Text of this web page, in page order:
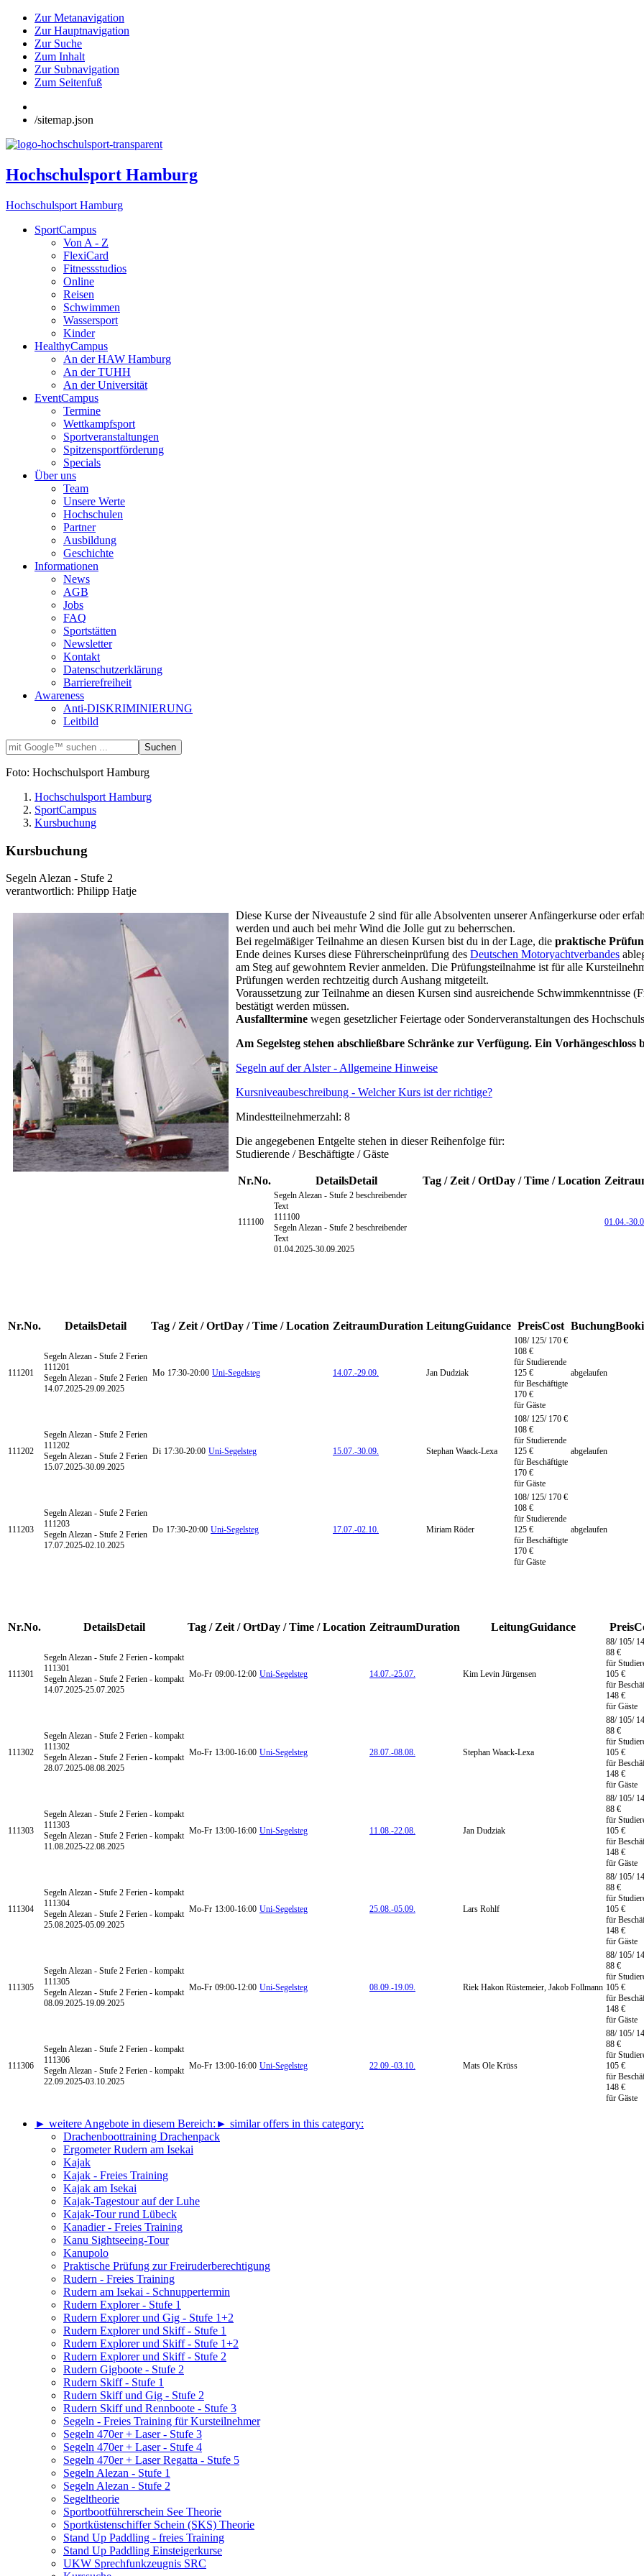
Zur Metanavigation
Zur Hauptnavigation
Zur Suche
Zum Inhalt
Zur Subnavigation
Zum Seitenfuß
/sitemap.json
Hochschulsport Hamburg
Hochschulsport Hamburg
SportCampus
Von A - Z
FlexiCard
Fitnessstudios
Online
Reisen
Schwimmen
Wassersport
Kinder
HealthyCampus
An der HAW Hamburg
An der TUHH
An der Universität
EventCampus
Termine
Wettkampfsport
Sportveranstaltungen
Spitzensportförderung
Specials
Über uns
Team
Unsere Werte
Hochschulen
Partner
Ausbildung
Geschichte
Informationen
News
AGB
Jobs
FAQ
Sportstätten
Newsletter
Kontakt
Datenschutzerklärung
Barrierefreiheit
Awareness
Anti-DISKRIMINIERUNG
Leitbild
Foto: Hochschulsport Hamburg
Hochschulsport Hamburg
SportCampus
Kursbuchung
Kursbuchung
Segeln Alezan - Stufe 2
verantwortlich: Philipp Hatje
Diese Kurse der Niveaustufe 2 sind für alle Absolventen unserer Anfängerkurse oder
werden und auch bei mehr Wind die Jolle gut zu beherrschen.
Bei regelmäßiger Teilnahme an diesen Kursen bist du in der Lage, die praktische
Ende deines Kurses diese Führerscheinprüfung des Deutschen Motoryachtverbandes
am Steg auf gewohntem Revier anmelden. Die Prüfungsteilnahme ist für alle
Prüfungen werden rechtzeitig durch Aushang mitgeteilt.
Voraussetzung zur Teilnahme an diesen Kursen sind ausreichende
bestätigt werden müssen.
Ausfalltermine wegen gesetzlicher Feiertage oder Sonderveranstaltungen des
Am Segelsteg stehen abschließbare Schränke zur Verfügung. Ein Vorhängeschloss
Segeln auf der Alster - Allgemeine Hinweise
Kursniveaubeschreibung - Welcher Kurs ist der richtige?
Mindestteilnehmerzahl: 8
Die angegebenen Entgelte stehen in dieser Reihenfolge für:
Studierende / Beschäftigte / Gäste
Nr.No. DetailsDetail Tag / Zeit / OrtDay / Time / Location
111100
Segeln Alezan - Stufe 2 beschreibender
Text
111100
Segeln Alezan - Stufe 2 beschreibender
Text
01.04.2025-30.09.2025
01.04.-
Nr.No. DetailsDetail Tag / Zeit / OrtDay / Time / Location ZeitraumDuration LeitungGuidance PreisCost Buchung
111201
Segeln Alezan - Stufe 2 Ferien
111201
Segeln Alezan - Stufe 2 Ferien
14.07.2025-29.09.2025
Mo 17:30-20:00 Uni-Segelsteg 14.07.-29.09. Jan Dudziak
108/ 125/ 170 €
108 €
für Studierende
125 €
für Beschäftigte
170 €
für Gäste
abgelaufen
111202
Segeln Alezan - Stufe 2 Ferien
111202
Segeln Alezan - Stufe 2 Ferien
15.07.2025-30.09.2025
Di 17:30-20:00 Uni-Segelsteg 15.07.-30.09. Stephan Waack-Lexa
108/ 125/ 170 €
108 €
für Studierende
125 €
für Beschäftigte
170 €
für Gäste
abgelaufen
111203
Segeln Alezan - Stufe 2 Ferien
111203
Segeln Alezan - Stufe 2 Ferien
17.07.2025-02.10.2025
Do 17:30-20:00 Uni-Segelsteg 17.07.-02.10. Miriam Röder
108/ 125/ 170 €
108 €
für Studierende
125 €
für Beschäftigte
170 €
für Gäste
abgelaufen
Nr.No. DetailsDetail Tag / Zeit / OrtDay / Time / Location ZeitraumDuration LeitungGuidance Preis
111301
Segeln Alezan - Stufe 2 Ferien - kompakt
111301
Segeln Alezan - Stufe 2 Ferien - kompakt
14.07.2025-25.07.2025
Mo-Fr 09:00-12:00 Uni-Segelsteg 14.07.-25.07. Kim Levin Jürgensen
88/ 105/
88 €
für
105 €
für
148 €
für Gäste
111302
Segeln Alezan - Stufe 2 Ferien - kompakt
111302
Segeln Alezan - Stufe 2 Ferien - kompakt
28.07.2025-08.08.2025
Mo-Fr 13:00-16:00 Uni-Segelsteg 28.07.-08.08. Stephan Waack-Lexa
88/ 105/
88 €
für
105 €
für
148 €
für Gäste
111303
Segeln Alezan - Stufe 2 Ferien - kompakt
111303
Segeln Alezan - Stufe 2 Ferien - kompakt
11.08.2025-22.08.2025
Mo-Fr 13:00-16:00 Uni-Segelsteg 11.08.-22.08. Jan Dudziak
88/ 105/
88 €
für
105 €
für
148 €
für Gäste
111304
Segeln Alezan - Stufe 2 Ferien - kompakt
111304
Segeln Alezan - Stufe 2 Ferien - kompakt
25.08.2025-05.09.2025
Mo-Fr 13:00-16:00 Uni-Segelsteg 25.08.-05.09. Lars Rohlf
88/ 105/
88 €
für
105 €
für
148 €
für Gäste
111305
Segeln Alezan - Stufe 2 Ferien - kompakt
111305
Segeln Alezan - Stufe 2 Ferien - kompakt
08.09.2025-19.09.2025
Mo-Fr 09:00-12:00 Uni-Segelsteg 08.09.-19.09. Riek Hakon Rüstemeier, Jakob Follmann
88/ 105/
88 €
für
105 €
für
148 €
für Gäste
111306
Segeln Alezan - Stufe 2 Ferien - kompakt
111306
Segeln Alezan - Stufe 2 Ferien - kompakt
22.09.2025-03.10.2025
Mo-Fr 13:00-16:00 Uni-Segelsteg 22.09.-03.10. Mats Ole Krüss
88/ 105/
88 €
für
105 €
für
148 €
für Gäste
► weitere Angebote in diesem Bereich: ► similar offers in this category:
Drachenboottraining Drachenpack
Ergometer Rudern am Isekai
Kajak
Kajak - Freies Training
Kajak am Isekai
Kajak-Tagestour auf der Luhe
Kajak-Tour rund Lübeck
Kanadier - Freies Training
Kanu Sightseeing-Tour
Kanupolo
Praktische Prüfung zur Freiruderberechtigung
Rudern - Freies Training
Rudern am Isekai - Schnuppertermin
Rudern Explorer - Stufe 1
Rudern Explorer und Gig - Stufe 1+2
Rudern Explorer und Skiff - Stufe 1
Rudern Explorer und Skiff - Stufe 1+2
Rudern Explorer und Skiff - Stufe 2
Rudern Gigboote - Stufe 2
Rudern Skiff - Stufe 1
Rudern Skiff und Gig - Stufe 2
Rudern Skiff und Rennboote - Stufe 3
Segeln - Freies Training für Kursteilnehmer
Segeln 470er + Laser - Stufe 3
Segeln 470er + Laser - Stufe 4
Segeln 470er + Laser Regatta - Stufe 5
Segeln Alezan - Stufe 1
Segeln Alezan - Stufe 2
Segeltheorie
Sportbootführerschein See Theorie
Sportküstenschiffer Schein (SKS) Theorie
Stand Up Paddling - freies Training
Stand Up Paddling Einsteigerkurse
UKW Sprechfunkzeugnis SRC